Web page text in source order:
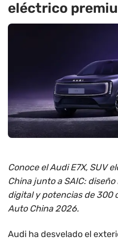
eléctrico
Conoce el Audi E7X, SUV
China junto a SAIC:
digital y potencias de 300
Auto China 2026.
Audi ha desvelado el